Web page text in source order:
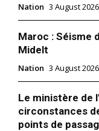
Nation 3 August 2026
Maroc : Séisme
Midelt
Nation 3 August 2026
Le ministère de
circonstances
points de